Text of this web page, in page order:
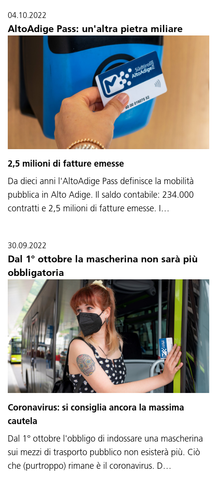
Lingua:
Service Desk:
Impressum Privacy e cookie policy
Termini e condizioni d'uso Reclami Jobs
04.10.2022
AltoAdige Pass: un'altra pietra miliare
2,5 milioni di fatture emesse
Da dieci anni l'AltoAdige Pass definisce la mobilità
pubblica in Alto Adige. Il saldo contabile: 234.000
contratti e 2,5 milioni di fatture emesse. I…
30.09.2022
Dal 1° ottobre la mascherina non sarà più
obbligatoria
Coronavirus: si consiglia ancora la massima
cautela
Dal 1° ottobre l'obbligo di indossare una mascherina
sui mezzi di trasporto pubblico non esisterà più. Ciò
che (purtroppo) rimane è il coronavirus. D…